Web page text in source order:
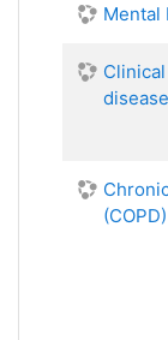
Mental
(COPD)